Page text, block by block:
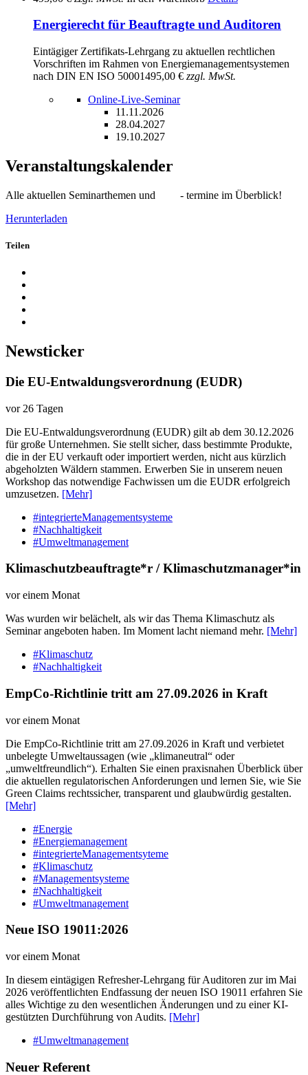
Energierecht für Beauftragte und Auditoren
Eintägiger Zertifikats-Lehrgang zu aktuellen rechtlichen
Vorschriften im Rahmen von Energiemanagementsystemen
nach DIN EN ISO 50001495,00 € zzgl. MwSt.
Online-Live-Seminar
11.11.2026
28.04.2027
19.10.2027
Veranstaltungskalender
Alle aktuellen Seminarthemen und - termine im Überblick!
Herunterladen
Teilen
Newsticker
Die EU-Entwaldungsverordnung (EUDR)
vor 26 Tagen
Die EU-Entwaldungsverordnung (EUDR) gilt ab dem 30.12.2026
für große Unternehmen. Sie stellt sicher, dass bestimmte Produkte,
die in der EU verkauft oder importiert werden, nicht aus kürzlich
abgeholzten Wäldern stammen. Erwerben Sie in unserem neuen
Workshop das notwendige Fachwissen um die EUDR erfolgreich
umzusetzen. [Mehr]
#integrierteManagementsysteme
#Nachhaltigkeit
#Umweltmanagement
Klimaschutzbeauftragte*r / Klimaschutzmanager*in
vor einem Monat
Was wurden wir belächelt, als wir das Thema Klimaschutz als
Seminar angeboten haben. Im Moment lacht niemand mehr. [Mehr]
#Klimaschutz
#Nachhaltigkeit
EmpCo-Richtlinie tritt am 27.09.2026 in Kraft
vor einem Monat
Die EmpCo-Richtlinie tritt am 27.09.2026 in Kraft und verbietet
unbelegte Umweltaussagen (wie „klimaneutral“ oder
„umweltfreundlich“). Erhalten Sie einen praxisnahen Überblick über
die aktuellen regulatorischen Anforderungen und lernen Sie, wie Sie
Green Claims rechtssicher, transparent und glaubwürdig gestalten.
[Mehr]
#Energie
#Energiemanagement
#integrierteManagementsyteme
#Klimaschutz
#Managementsysteme
#Nachhaltigkeit
#Umweltmanagement
Neue ISO 19011:2026
vor einem Monat
In diesem eintägigen Refresher-Lehrgang für Auditoren zur im Mai
2026 veröffentlichten Endfassung der neuen ISO 19011 erfahren Sie
alles Wichtige zu den wesentlichen Änderungen und zu einer KI-
gestützten Durchführung von Audits. [Mehr]
#Umweltmanagement
Neuer Referent